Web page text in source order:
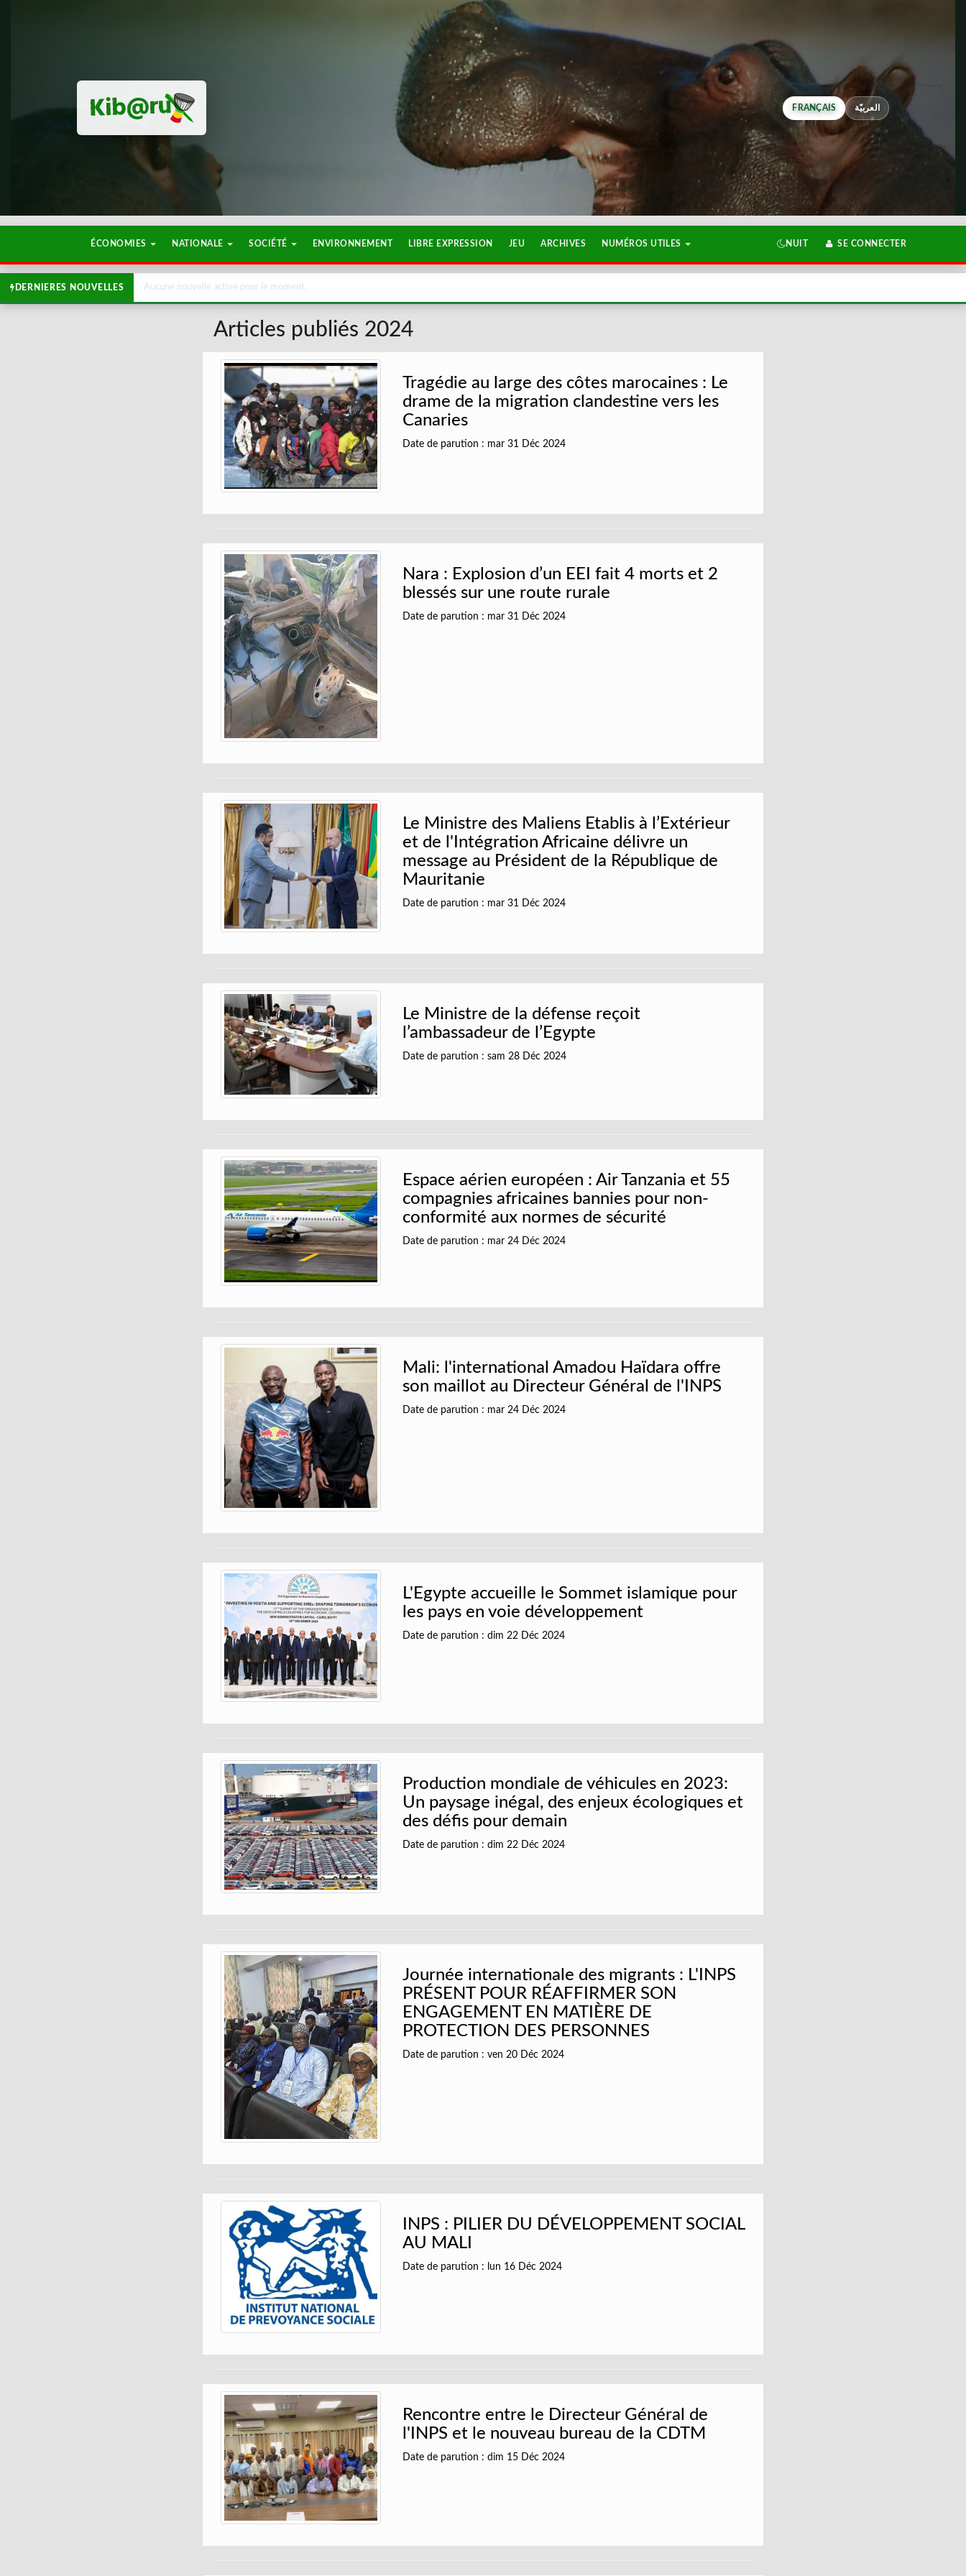
FRANÇAIS العربيّة
ÉCONOMIES NATIONALE SOCIÉTÉ ENVIRONNEMENT LIBRE EXPRESSION JEU ARCHIVES NUMÉROS UTILES NUIT SE CONNECTER
DERNIERES NOUVELLES Aucune nouvelle active pour le moment.
Articles publiés 2024
Tragédie au large des côtes marocaines : Le
drame de la migration clandestine vers les
Canaries
Date de parution : mar 31 Déc 2024
Nara : Explosion d’un EEI fait 4 morts et 2
blessés sur une route rurale
Date de parution : mar 31 Déc 2024
Le Ministre des Maliens Etablis à l’Extérieur
et de l'Intégration Africaine délivre un
message au Président de la République de
Mauritanie
Date de parution : mar 31 Déc 2024
Le Ministre de la défense reçoit
l’ambassadeur de l’Egypte
Date de parution : sam 28 Déc 2024
Espace aérien européen : Air Tanzania et 55
compagnies africaines bannies pour non-
conformité aux normes de sécurité
Date de parution : mar 24 Déc 2024
Mali: l'international Amadou Haïdara offre
son maillot au Directeur Général de l'INPS
Date de parution : mar 24 Déc 2024
L'Egypte accueille le Sommet islamique pour
les pays en voie développement
Date de parution : dim 22 Déc 2024
Production mondiale de véhicules en 2023:
Un paysage inégal, des enjeux écologiques et
des défis pour demain
Date de parution : dim 22 Déc 2024
Journée internationale des migrants : L'INPS
PRÉSENT POUR RÉAFFIRMER SON
ENGAGEMENT EN MATIÈRE DE
PROTECTION DES PERSONNES
Date de parution : ven 20 Déc 2024
INPS : PILIER DU DÉVELOPPEMENT SOCIAL
AU MALI
Date de parution : lun 16 Déc 2024
Rencontre entre le Directeur Général de
l'INPS et le nouveau bureau de la CDTM
Date de parution : dim 15 Déc 2024